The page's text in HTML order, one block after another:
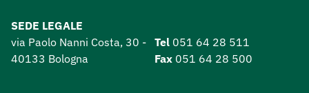
SEDE LEGALE
via Paolo Nanni Costa, 30 -
40133 Bologna
Tel 051 64 28 511
Fax 051 64 28 500